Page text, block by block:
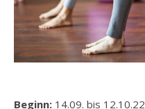
Beginn: 14.09. bis 12.10.22